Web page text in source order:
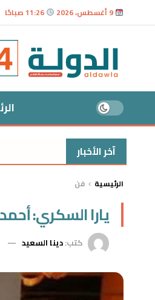
9 أغسطس، 2026
آخر الأخبار
الرئيسية فن
يارا السكري:
كتب:دينا السعيد